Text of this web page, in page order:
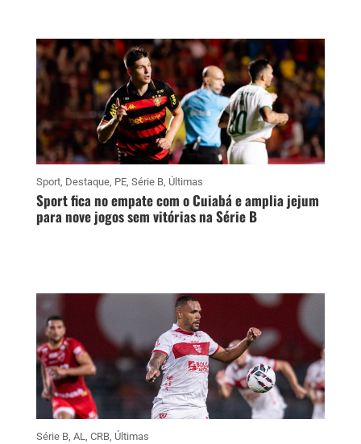
Sport, Destaque, PE, Série B, Últimas
Sport fica no empate com o Cuiabá e amplia jejum
para nove jogos sem vitórias na Série B
Série B, AL, CRB, Últimas